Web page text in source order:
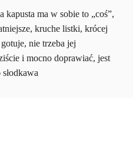
kapusta ma w sobie to „coś”,
kruche listki, krócej
nie trzeba jej
i mocno doprawiać, jest